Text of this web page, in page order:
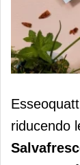
l’Originale
riducendo